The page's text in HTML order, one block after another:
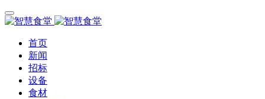
首页
新闻
招标
设备
食材